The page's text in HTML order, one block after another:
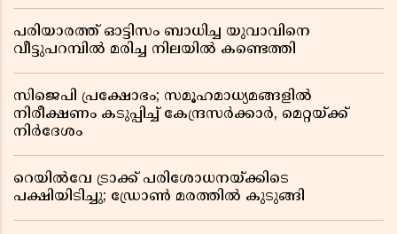
പരിയാരത്ത് ഓട്ടിസം ബാധിച്ച യുവാവിനെ
വീട്ടുപറമ്പിൽ മരിച്ച നിലയിൽ കണ്ടെത്തി
സിജെപി പ്രക്ഷോഭം; സമൂഹമാധ്യമങ്ങളിൽ
നിരീക്ഷണം കടുപ്പിച്ച് കേന്ദ്രസർക്കാർ, മെറ്റയ്ക്ക്
നിർദേശം
റെയിൽവേ ട്രാക്ക് പരിശോധനയ്ക്കിടെ
പക്ഷിയിടിച്ചു; ഡ്രോൺ മരത്തിൽ കുടുങ്ങി